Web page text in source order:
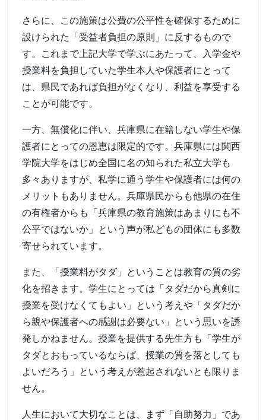
さらに、この施策は公費の公平性を確保するために
設けられた「受益者負担の原則」に反するもので
す。これまで上記大学で学ぶにあたって、入学金や
授業料を負担していた学生本人や保護者にとって
は、県民であれば負担がなくなり、利益を享受する
ことが可能です。
一方、無償化に伴い、兵庫県に在籍しない学生や保
護者にとっての恩恵は限定的です。兵庫県には関西
学院大学をはじめ全国に名の知られた私立大学も
多々ありますが、私学に通う学生や保護者には何の
メリットもありません。兵庫県民からも他県の在住
の有権者からも「兵庫県の教育施策はあまりにも不
公平ではないか」という声が私どもの団体にも多数
寄せられています。
また、「授業料がタダ」ということは教育の質の劣
化を招きます。学生にとっては「タダだから真剣に
授業を受けなくてもよい」という考えや「タダだか
ら親や保護者への感謝は必要ない」という思いを誘
発しかねません。授業を提供する先生方も「学生が
タダとおもっているならば、授業の質を落としても
よいだろう」という考えが惹起されないとも限りま
せん。
人生において大切なことは、まず「自助努力」であ